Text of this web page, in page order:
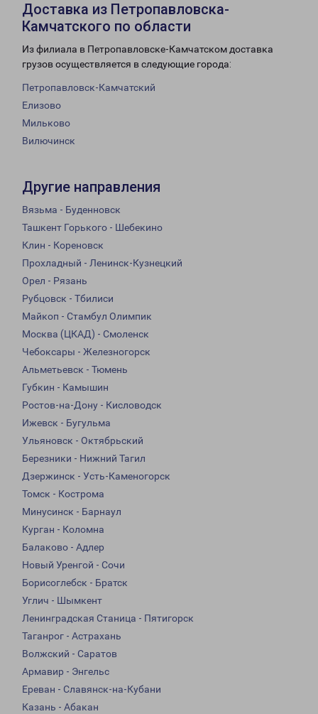
Доставка из Петропавловска-
Камчатского по области
Из филиала в Петропавловске-Камчатском доставка
грузов осуществляется в следующие города:
Петропавловск-Камчатский
Елизово
Мильково
Вилючинск
Другие направления
Вязьма - Буденновск
Ташкент Горького - Шебекино
Клин - Кореновск
Прохладный - Ленинск-Кузнецкий
Орел - Рязань
Рубцовск - Тбилиси
Майкоп - Стамбул Олимпик
Москва (ЦКАД) - Смоленск
Чебоксары - Железногорск
Альметьевск - Тюмень
Губкин - Камышин
Ростов-на-Дону - Кисловодск
Ижевск - Бугульма
Ульяновск - Октябрьский
Березники - Нижний Тагил
Дзержинск - Усть-Каменогорск
Томск - Кострома
Минусинск - Барнаул
Курган - Коломна
Балаково - Адлер
Новый Уренгой - Сочи
Борисоглебск - Братск
Углич - Шымкент
Ленинградская Станица - Пятигорск
Таганрог - Астрахань
Волжский - Саратов
Армавир - Энгельс
Ереван - Славянск-на-Кубани
Казань - Абакан